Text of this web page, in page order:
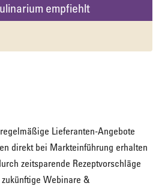
empfiehlt
Lieferanten-Angebote
direkt bei Markteinführung erhalten
zeitsparende Rezeptvorschläge
Webinare &